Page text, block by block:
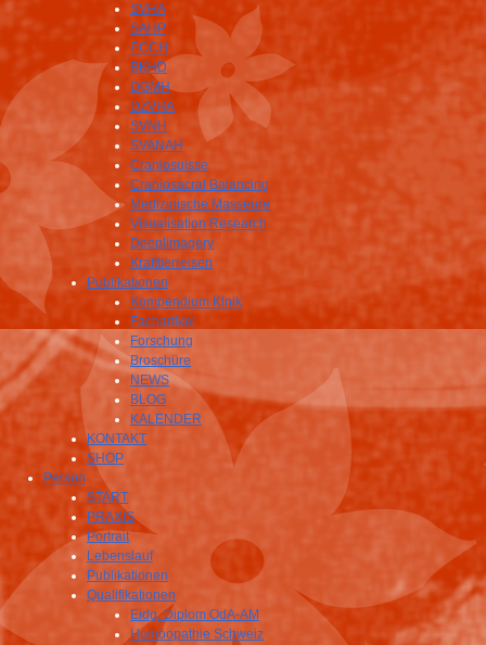
SVHA
SAHP
ECCH
BKHD
DGMH
DZVHÄ
SVNH
SVANAH
Craniosuisse
Craniosacral Balancing
Medizinische Masseure
Visualisation Research
Deeplimagery
Krafttierreisen
Publikationen
Kompendium Klnik
Fachartikel
Forschung
Broschüre
NEWS
BLOG
KALENDER
KONTAKT
SHOP
Person
START
PRAXIS
Portrait
Lebenslauf
Publikationen
Qualifikationen
Eidg. Diplom OdA-AM
Homöopathie Schweiz